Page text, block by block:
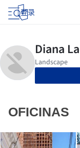
登录
OFICINAS